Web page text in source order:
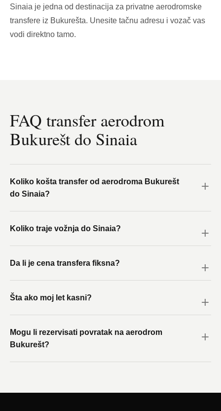
Sinaia je jedna od destinacija za privatne aerodromske
transfere iz Bukurešta. Unesite tačnu adresu i vozač vas
vodi direktno tamo.
FAQ transfer aerodrom
Bukurešt do Sinaia
Koliko košta transfer od aerodroma Bukurešt
do Sinaia?
Koliko traje vožnja do Sinaia?
Da li je cena transfera fiksna?
Šta ako moj let kasni?
Mogu li rezervisati povratak na aerodrom
Bukurešt?